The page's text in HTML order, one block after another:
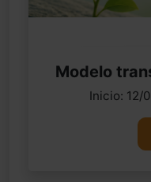
Modelo
Inicio: 12/